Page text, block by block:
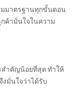
มมาตรฐานทุกขั้นตอน
ค้ามั่นใจในความ
สำคัญน้อยที่สุด ทำให้
มั่นใจว่าได้รับ